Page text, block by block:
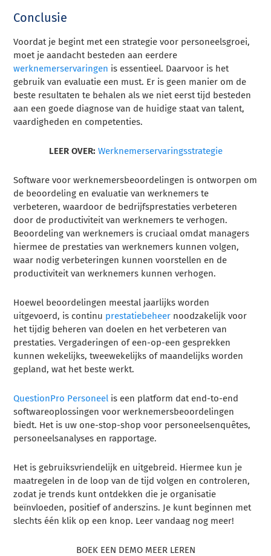
Conclusie
Voordat je begint met een strategie voor personeelsgroei,
moet je aandacht besteden aan eerdere
werknemerservaringen is essentieel. Daarvoor is het
gebruik van evaluatie een must. Er is geen manier om de
beste resultaten te behalen als we niet eerst tijd besteden
aan een goede diagnose van de huidige staat van talent,
vaardigheden en competenties.
LEER OVER: Werknemerservaringsstrategie
Software voor werknemersbeoordelingen is ontworpen om
de beoordeling en evaluatie van werknemers te
verbeteren, waardoor de bedrijfsprestaties verbeteren
door de productiviteit van werknemers te verhogen.
Beoordeling van werknemers is cruciaal omdat managers
hiermee de prestaties van werknemers kunnen volgen,
waar nodig verbeteringen kunnen voorstellen en de
productiviteit van werknemers kunnen verhogen.
Hoewel beoordelingen meestal jaarlijks worden
uitgevoerd, is continu prestatiebeheer noodzakelijk voor
het tijdig beheren van doelen en het verbeteren van
prestaties. Vergaderingen of een-op-een gesprekken
kunnen wekelijks, tweewekelijks of maandelijks worden
gepland, wat het beste werkt.
QuestionPro Personeel is een platform dat end-to-end
softwareoplossingen voor werknemersbeoordelingen
biedt. Het is uw one-stop-shop voor personeelsenquêtes,
personeelsanalyses en rapportage.
Het is gebruiksvriendelijk en uitgebreid. Hiermee kun je
maatregelen in de loop van de tijd volgen en controleren,
zodat je trends kunt ontdekken die je organisatie
beïnvloeden, positief of anderszins. Je kunt beginnen met
slechts één klik op een knop. Leer vandaag nog meer!
BOEK EEN DEMO MEER LEREN